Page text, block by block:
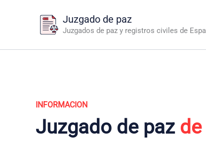
Juzgado de paz
Juzgados de paz y registros civiles de
INFORMACION
Juzgado de paz